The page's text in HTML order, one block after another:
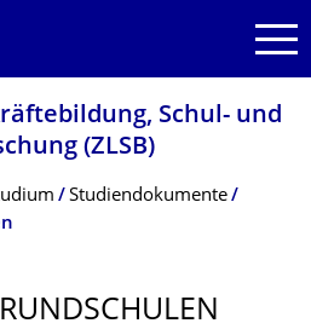
Schul- und
(ZLSB)
Studiendokumente